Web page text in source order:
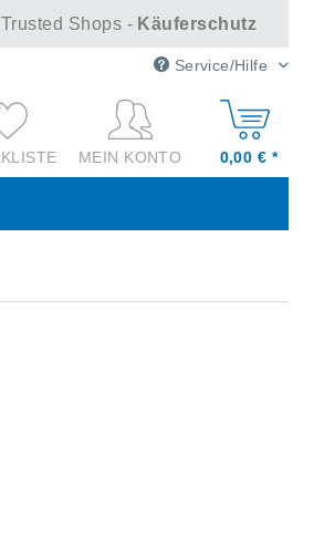
Trusted Shops - Käuferschutz
Service/Hilfe
MEIN KONTO 0,00 € *